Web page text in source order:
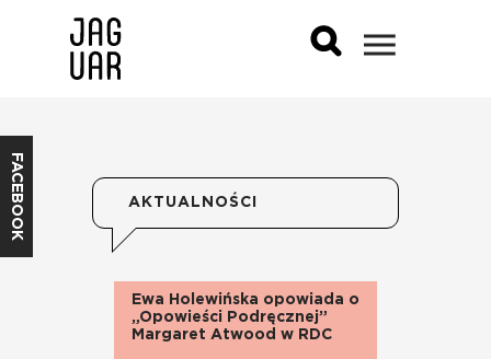
FACEBOOK AKTUALNOŚCI
Ewa Holewińska opowiada o
„Opowieści Podręcznej”
Margaret Atwood w RDC